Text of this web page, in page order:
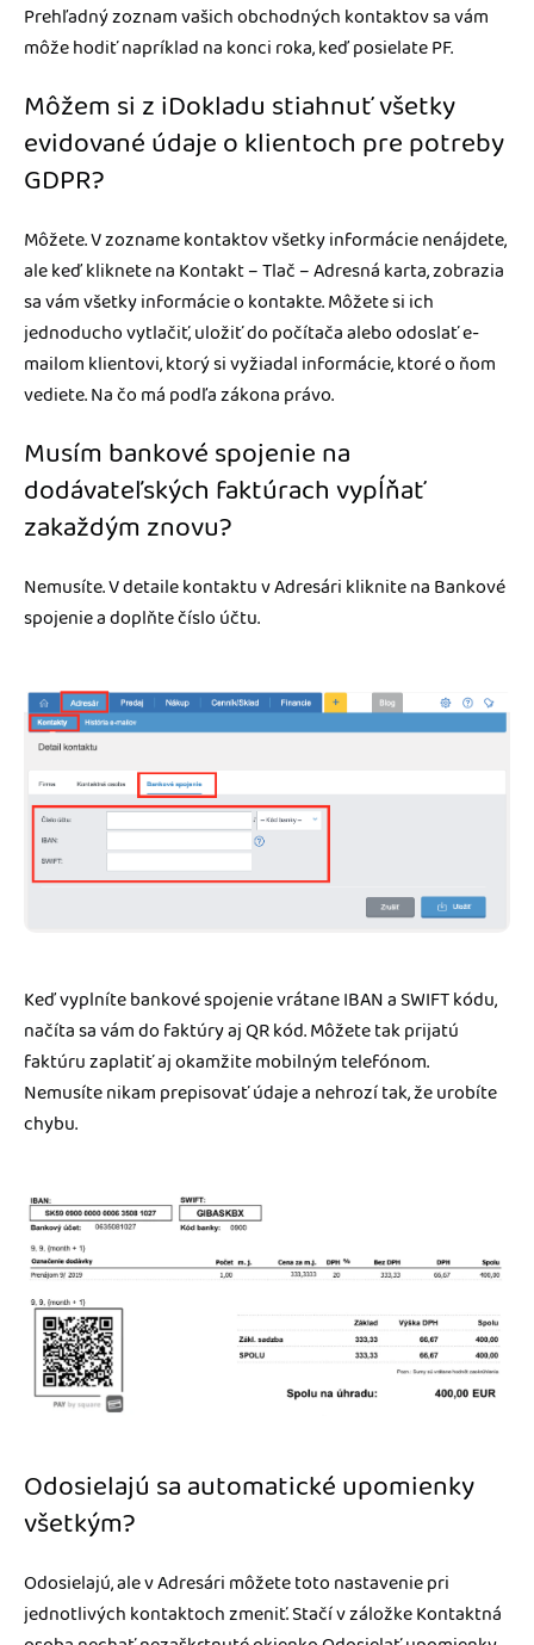
Prehľadný zoznam vašich obchodných kontaktov sa vám
môže hodiť napríklad na konci roka, keď posielate PF.
Môžem si z iDokladu stiahnuť všetky
evidované údaje o klientoch pre potreby
GDPR?
Môžete. V zozname kontaktov všetky informácie nenájdete,
ale keď kliknete na Kontakt – Tlač – Adresná karta, zobrazia
sa vám všetky informácie o kontakte. Môžete si ich
jednoducho vytlačiť, uložiť do počítača alebo odoslať e-
mailom klientovi, ktorý si vyžiadal informácie, ktoré o ňom
vediete. Na čo má podľa zákona právo.
Musím bankové spojenie na
dodávateľských faktúrach vypĺňať
zakaždým znovu?
Nemusíte. V detaile kontaktu v Adresári kliknite na Bankové
spojenie a doplňte číslo účtu.
Keď vyplníte bankové spojenie vrátane IBAN a SWIFT kódu,
načíta sa vám do faktúry aj QR kód. Môžete tak prijatú
faktúru zaplatiť aj okamžite mobilným telefónom.
Nemusíte nikam prepisovať údaje a nehrozí tak, že urobíte
chybu.
Odosielajú sa automatické upomienky
všetkým?
Odosielajú, ale v Adresári môžete toto nastavenie pri
jednotlivých kontaktoch zmeniť. Stačí v záložke Kontaktná